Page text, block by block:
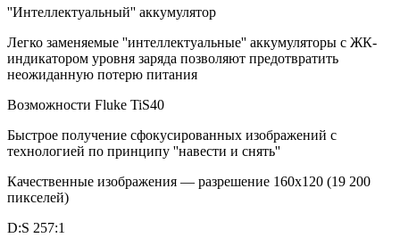
''Интеллектуальный'' аккумулятор
Легко заменяемые ''интеллектуальные'' аккумуляторы с ЖК-
индикатором уровня заряда позволяют предотвратить
неожиданную потерю питания
Возможности Fluke TiS40
Быстрое получение сфокусированных изображений с
технологией по принципу ''навести и снять''
Качественные изображения — разрешение 160x120 (19 200
пикселей)
D:S 257:1